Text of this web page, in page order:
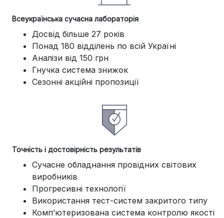
Всеукраїнська сучасна лабораторія
Досвід більше 27 років
Понад 180 відділень по всій Україні
Аналізи від 150 грн
Гнучка система знижок
Сезонні акційні пропозиції
Точність і достовірність результатів
Сучасне обладнання провідних світових
виробників
Прогресивні технології
Використання тест-систем закритого типу
Комп’ютеризована система контролю якості